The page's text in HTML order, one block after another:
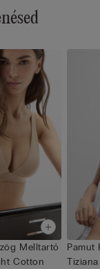
Melltartó
Cotton
Pamut